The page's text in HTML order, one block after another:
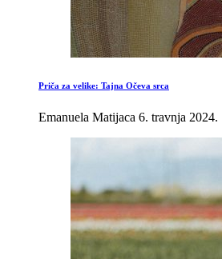
Priča za velike: Tajna Očeva srca
Emanuela Matijaca 6. travnja 2024.